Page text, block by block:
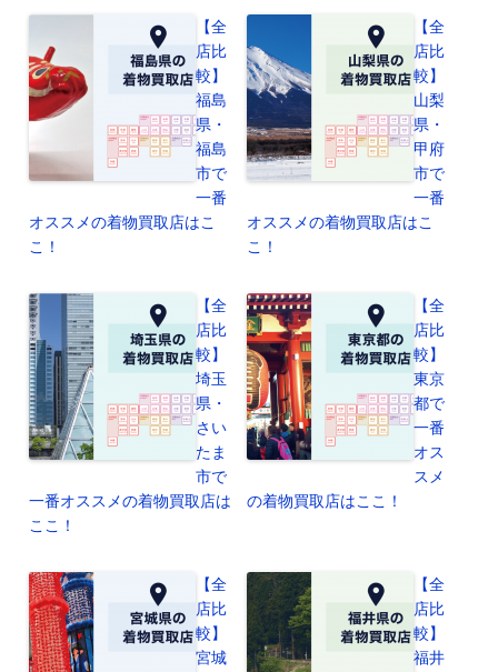
【全
店比
較】
福島
県・
福島
市で
一番
オススメの着物買取店はこ
こ！
【全
店比
較】
山梨
県・
甲府
市で
一番
オススメの着物買取店はこ
こ！
【全
店比
較】
埼玉
県・
さい
たま
市で
一番オススメの着物買取店は
ここ！
【全
店比
較】
東京
都で
一番
オス
スメ
の着物買取店はここ！
【全
店比
較】
宮城
【全
店比
較】
福井